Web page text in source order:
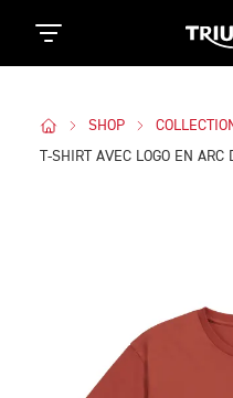
SHOP
T-SHIRT AVEC LOGO EN